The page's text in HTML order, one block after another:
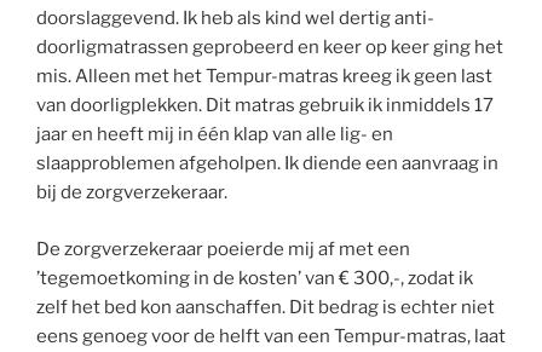
doorslaggevend. Ik heb als kind wel dertig anti-
doorligmatrassen geprobeerd en keer op keer ging het
mis. Alleen met het Tempur-matras kreeg ik geen last
van doorligplekken. Dit matras gebruik ik inmiddels 17
jaar en heeft mij in één klap van alle lig- en
slaapproblemen afgeholpen. Ik diende een aanvraag in
bij de zorgverzekeraar.
De zorgverzekeraar poeierde mij af met een
’tegemoetkoming in de kosten’ van € 300,-, zodat ik
zelf het bed kon aanschaffen. Dit bedrag is echter niet
eens genoeg voor de helft van een Tempur-matras, laat